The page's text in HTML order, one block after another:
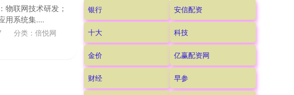
联网技术研发；
用系统集....
分类： 倍悦网
银行 安信配资
十大 科技
金价 亿赢配资网
财经 早参